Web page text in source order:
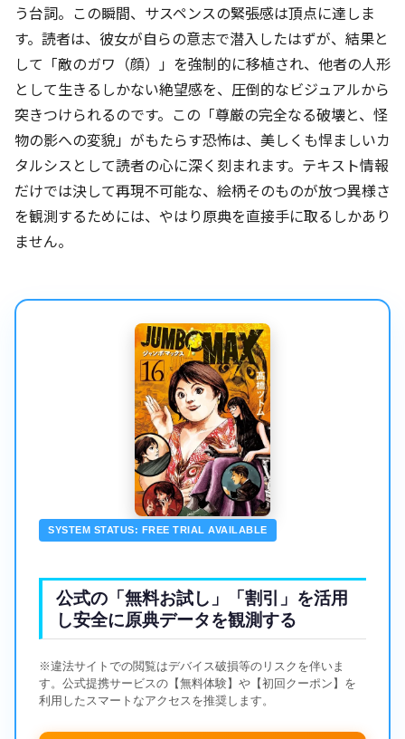
う台詞。この瞬間、サスペンスの緊張感は頂点に達しま
す。読者は、彼女が自らの意志で潜入したはずが、結果と
して「敵のガワ（顔）」を強制的に移植され、他者の人形
として生きるしかない絶望感を、圧倒的なビジュアルから
突きつけられるのです。この「尊厳の完全なる破壊と、怪
物の影への変貌」がもたらす恐怖は、美しくも悍ましいカ
タルシスとして読者の心に深く刻まれます。テキスト情報
だけでは決して再現不可能な、絵柄そのものが放つ異様さ
を観測するためには、やはり原典を直接手に取るしかあり
ません。
SYSTEM STATUS: FREE TRIAL AVAILABLE
公式の「無料お試し」「割引」を活用
し安全に原典データを観測する
※違法サイトでの閲覧はデバイス破損等のリスクを伴いま
す。公式提携サービスの【無料体験】や【初回クーポン】を
利用したスマートなアクセスを推奨します。